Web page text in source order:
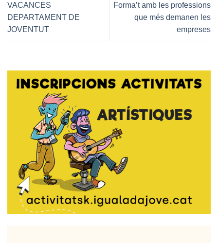
VACANCES
DEPARTAMENT DE
JOVENTUT
Forma’t amb les professions
que més demanen les
empreses